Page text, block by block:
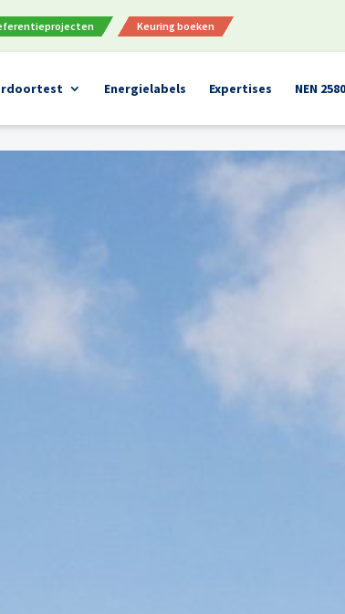
Keuring boeken
Energielabels Expertises NEN 2580